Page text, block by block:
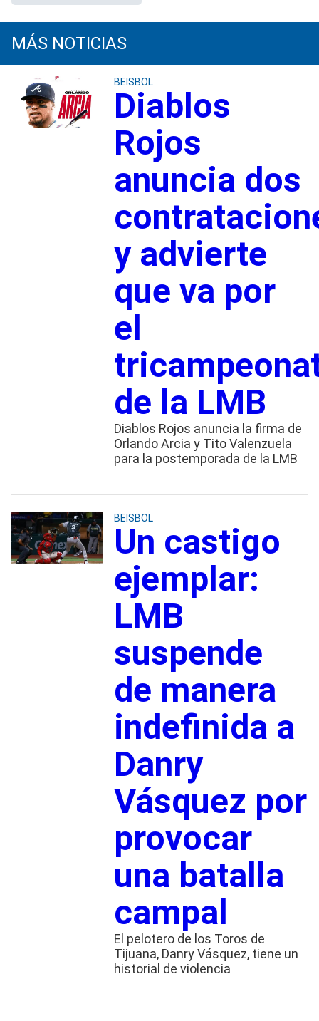
MÁS NOTICIAS
BEISBOL
Diablos
Rojos
anuncia dos
y advierte
que va por
el
de la LMB
Diablos Rojos anuncia la firma de
Orlando Arcia y Tito Valenzuela
para la postemporada de la LMB
BEISBOL
Un castigo
ejemplar:
LMB
suspende
de manera
indefinida a
Danry
Vásquez por
provocar
una batalla
campal
El pelotero de los Toros de
Tijuana, Danry Vásquez, tiene un
historial de violencia